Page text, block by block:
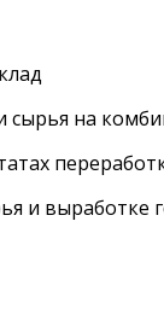
на
и выработке